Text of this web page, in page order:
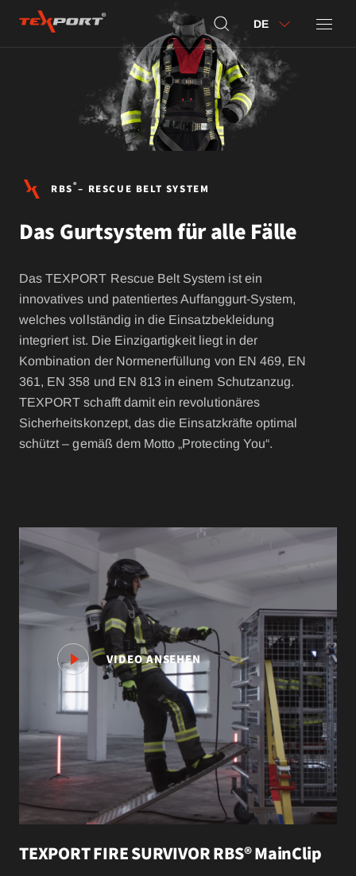
DE
RBS®– RESCUE BELT SYSTEM
Das Gurtsystem für alle Fälle
Das TEXPORT Rescue Belt System ist ein
innovatives und patentiertes Auffanggurt-System,
welches vollständig in die Einsatzbekleidung
integriert ist. Die Einzigartigkeit liegt in der
Kombination der Normenerfüllung von EN 469, EN
361, EN 358 und EN 813 in einem Schutzanzug.
TEXPORT schafft damit ein revolutionäres
Sicherheitskonzept, das die Einsatzkräfte optimal
schützt – gemäß dem Motto „Protecting You“.
TEXPORT FIRE SURVIVOR RBS® MainClip
VIDEO ANSEHEN